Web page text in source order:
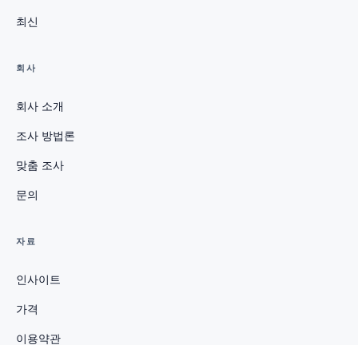
최신
회사
회사 소개
조사 방법론
맞춤 조사
문의
자료
인사이트
가격
이용약관